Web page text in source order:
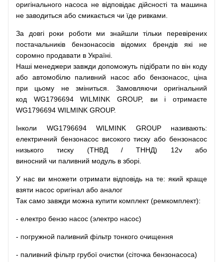
оригінального насоса не відповідає дійсності та машина
не заводиться або смикається чи їде ривками
За довгі роки роботи ми знайшли тільки
перевірених
постачальників
бензонасосів відомих брендів які
не
соромно продавати в Україні.
Наші менеджери завжди допоможуть підібрати по він коду
або автомобілю паливний насос або бензонасос,
ціна
при
цьому не зміниться Замовляючи
оригінальний
код WG1796694 WILMINK GROUP, ви і отримаєте
WG1796694 WILMINK GROUP.
Інколи WG1796694 WILMINK GROUP називають:
електричний бензонасос високого тиску або бензонасос
низького
тиску (ТНВД / ТННД) 12v
або
виносний чи паливний модуль в зборі
У нас ви множети отримати відповідь на те: який краще
взяти насос оригінал або аналог
Так само завжди можна купити комплект (ремкомплект):
- електро бензо насос (электро насос)
- погружной паливний фільтр тонкого очищення
- паливний фільтр грубої очистки (сіточка бензонасоса)